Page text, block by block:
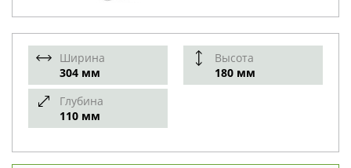
Ширина
304 мм
Высота
180 мм
Глубина
110 мм